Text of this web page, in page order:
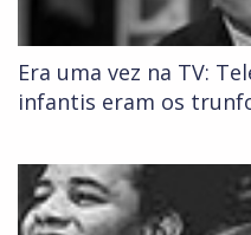
Era uma vez na TV:
infantis eram os